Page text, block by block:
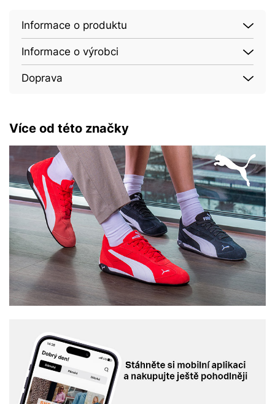
Informace o produktu
Informace o výrobci
Doprava
Více od této značky